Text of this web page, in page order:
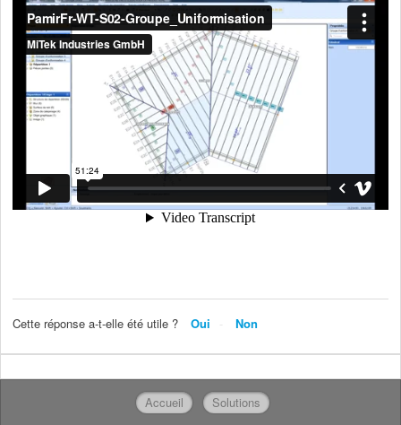
Cette réponse a-t-elle été utile ? Oui Non
Accueil Solutions